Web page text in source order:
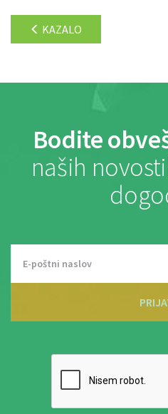
KAZALO
Bodite
naših